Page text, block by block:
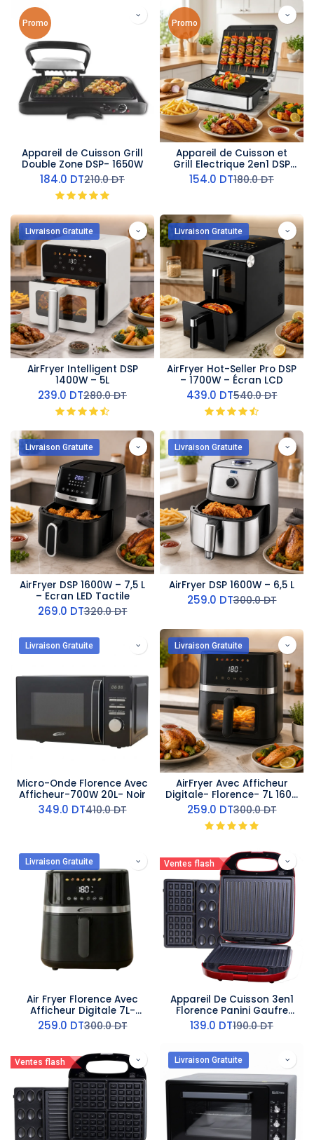
Promo
Appareil de Cuisson Grill
Double Zone DSP- 1650W
184.0 DT210.0DT
Promo
Appareil de Cuisson et
Grill Electrique 2en1 DSP
-1800W
154.0 DT180.0DT
Livraison Gratuite
AirFryer Intelligent DSP
1400W – 5L
239.0 DT280.0DT
Livraison Gratuite
AirFryer Hot-Seller Pro DSP
– 1700W – Écran LCD
439.0 DT540.0DT
Livraison Gratuite
AirFryer DSP 1600W – 7,5 L
– Ecran LED Tactile
269.0 DT320.0DT
Livraison Gratuite
AirFryer DSP 1600W – 6,5 L
259.0 DT300.0DT
Livraison Gratuite
Micro-Onde Florence Avec
Afficheur-700W 20L- Noir
349.0 DT410.0DT
Livraison Gratuite
AirFryer Avec Afficheur
Digitale- Florence- 7L 1600
W
259.0 DT300.0DT
Livraison Gratuite
Air Fryer Florence Avec
Afficheur Digitale 7L-
1600W
259.0 DT300.0DT
Ventes flash
Appareil De Cuisson 3en1
Florence Panini Gaufre
Zouza 1400W- Rouge
139.0 DT190.0DT
Ventes flash Livraison Gratuite